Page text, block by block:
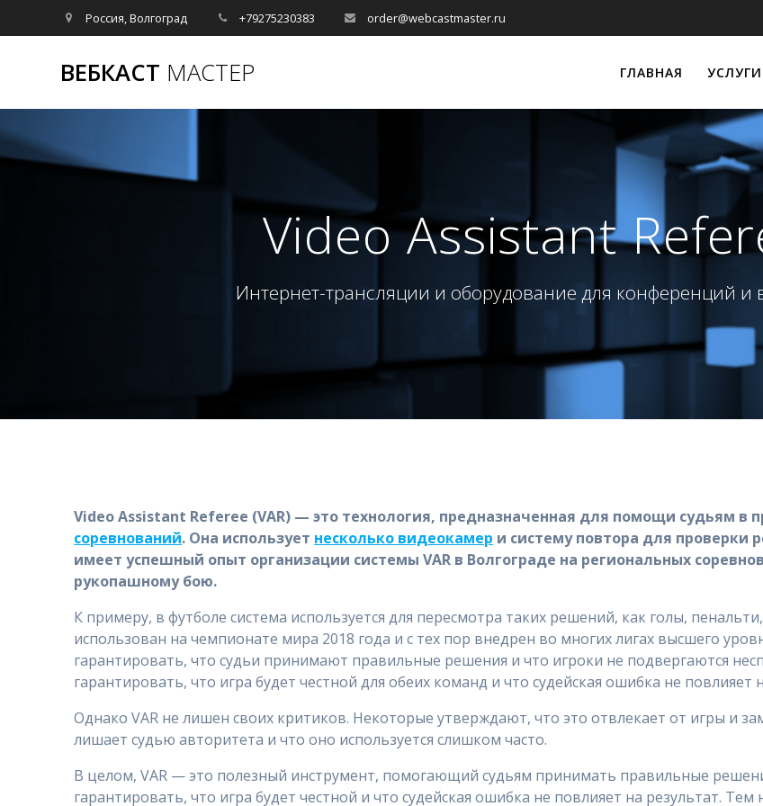
к
 Россия, Волгоград  +79275230383  order@webcastmaster.ru
ВЕБКАСТ МАСТЕР ГЛАВНАЯ УСЛУГИ
Video Assistant
Интернет-трансляции и оборудование для конференций и
Video Assistant Referee (VAR) — это технология, предназначенная для помощи судьям в
соревнований. Она использует несколько видеокамер и систему повтора для проверки
имеет успешный опыт организации системы VAR в Волгограде на региональных
рукопашному бою.
К примеру, в футболе система используется для пересмотра таких решений, как голы,
использован на чемпионате мира 2018 года и с тех пор внедрен во многих лигах высшего
гарантировать, что судьи принимают правильные решения и что игроки не подвергаются
гарантировать, что игра будет честной для обеих команд и что судейская ошибка не повлияет
Однако VAR не лишен своих критиков. Некоторые утверждают, что это отвлекает от игры и
лишает судью авторитета и что оно используется слишком часто.
В целом, VAR — это полезный инструмент, помогающий судьям принимать правильные
гарантировать, что игра будет честной и что судейская ошибка не повлияет на результат.